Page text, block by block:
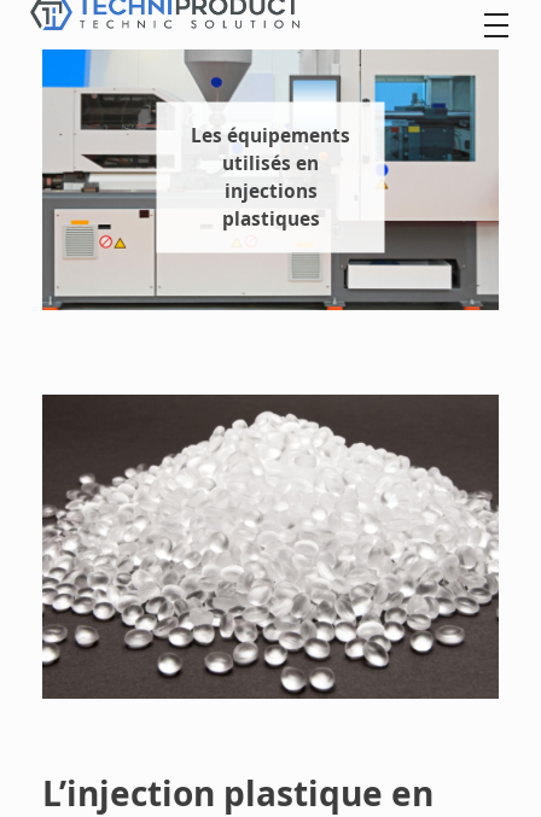
Techniproduct
Les équipements
utilisés en
injections
plastiques
L’injection plastique en